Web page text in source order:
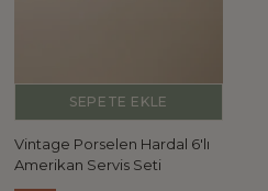
SEPETE EKLE
Vintage Porselen Hardal 6'lı
Amerikan Servis Seti